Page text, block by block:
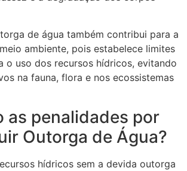
de água também contribui para a
ambiente, pois estabelece limites
o uso dos recursos hídricos, evitando
na fauna, flora e nos ecossistemas
as penalidades por
Outorga de Água?
hídricos sem a devida outorga